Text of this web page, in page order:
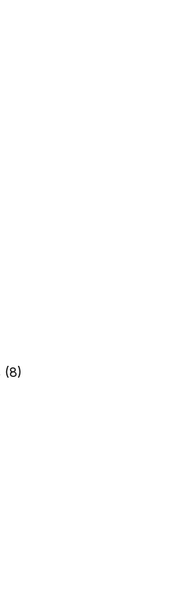
(8)